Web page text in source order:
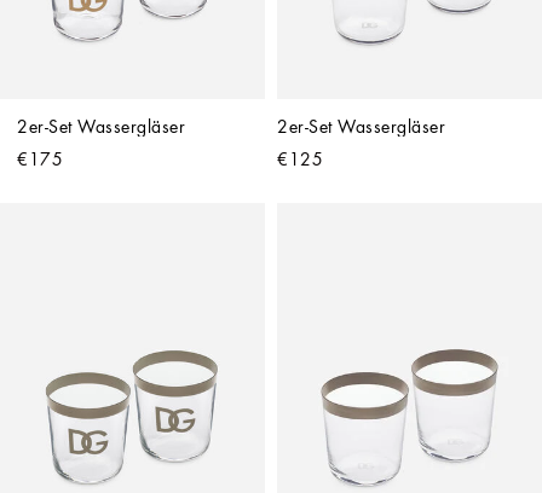
2er-Set Wassergläser
€175
2er-Set Wassergläser
€125